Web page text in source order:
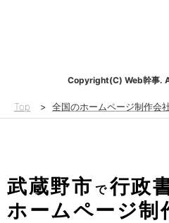
Copyright(C) Web幹事.
Top > 全国のホームページ制作会
武蔵野市 で 行政
ホームページ制